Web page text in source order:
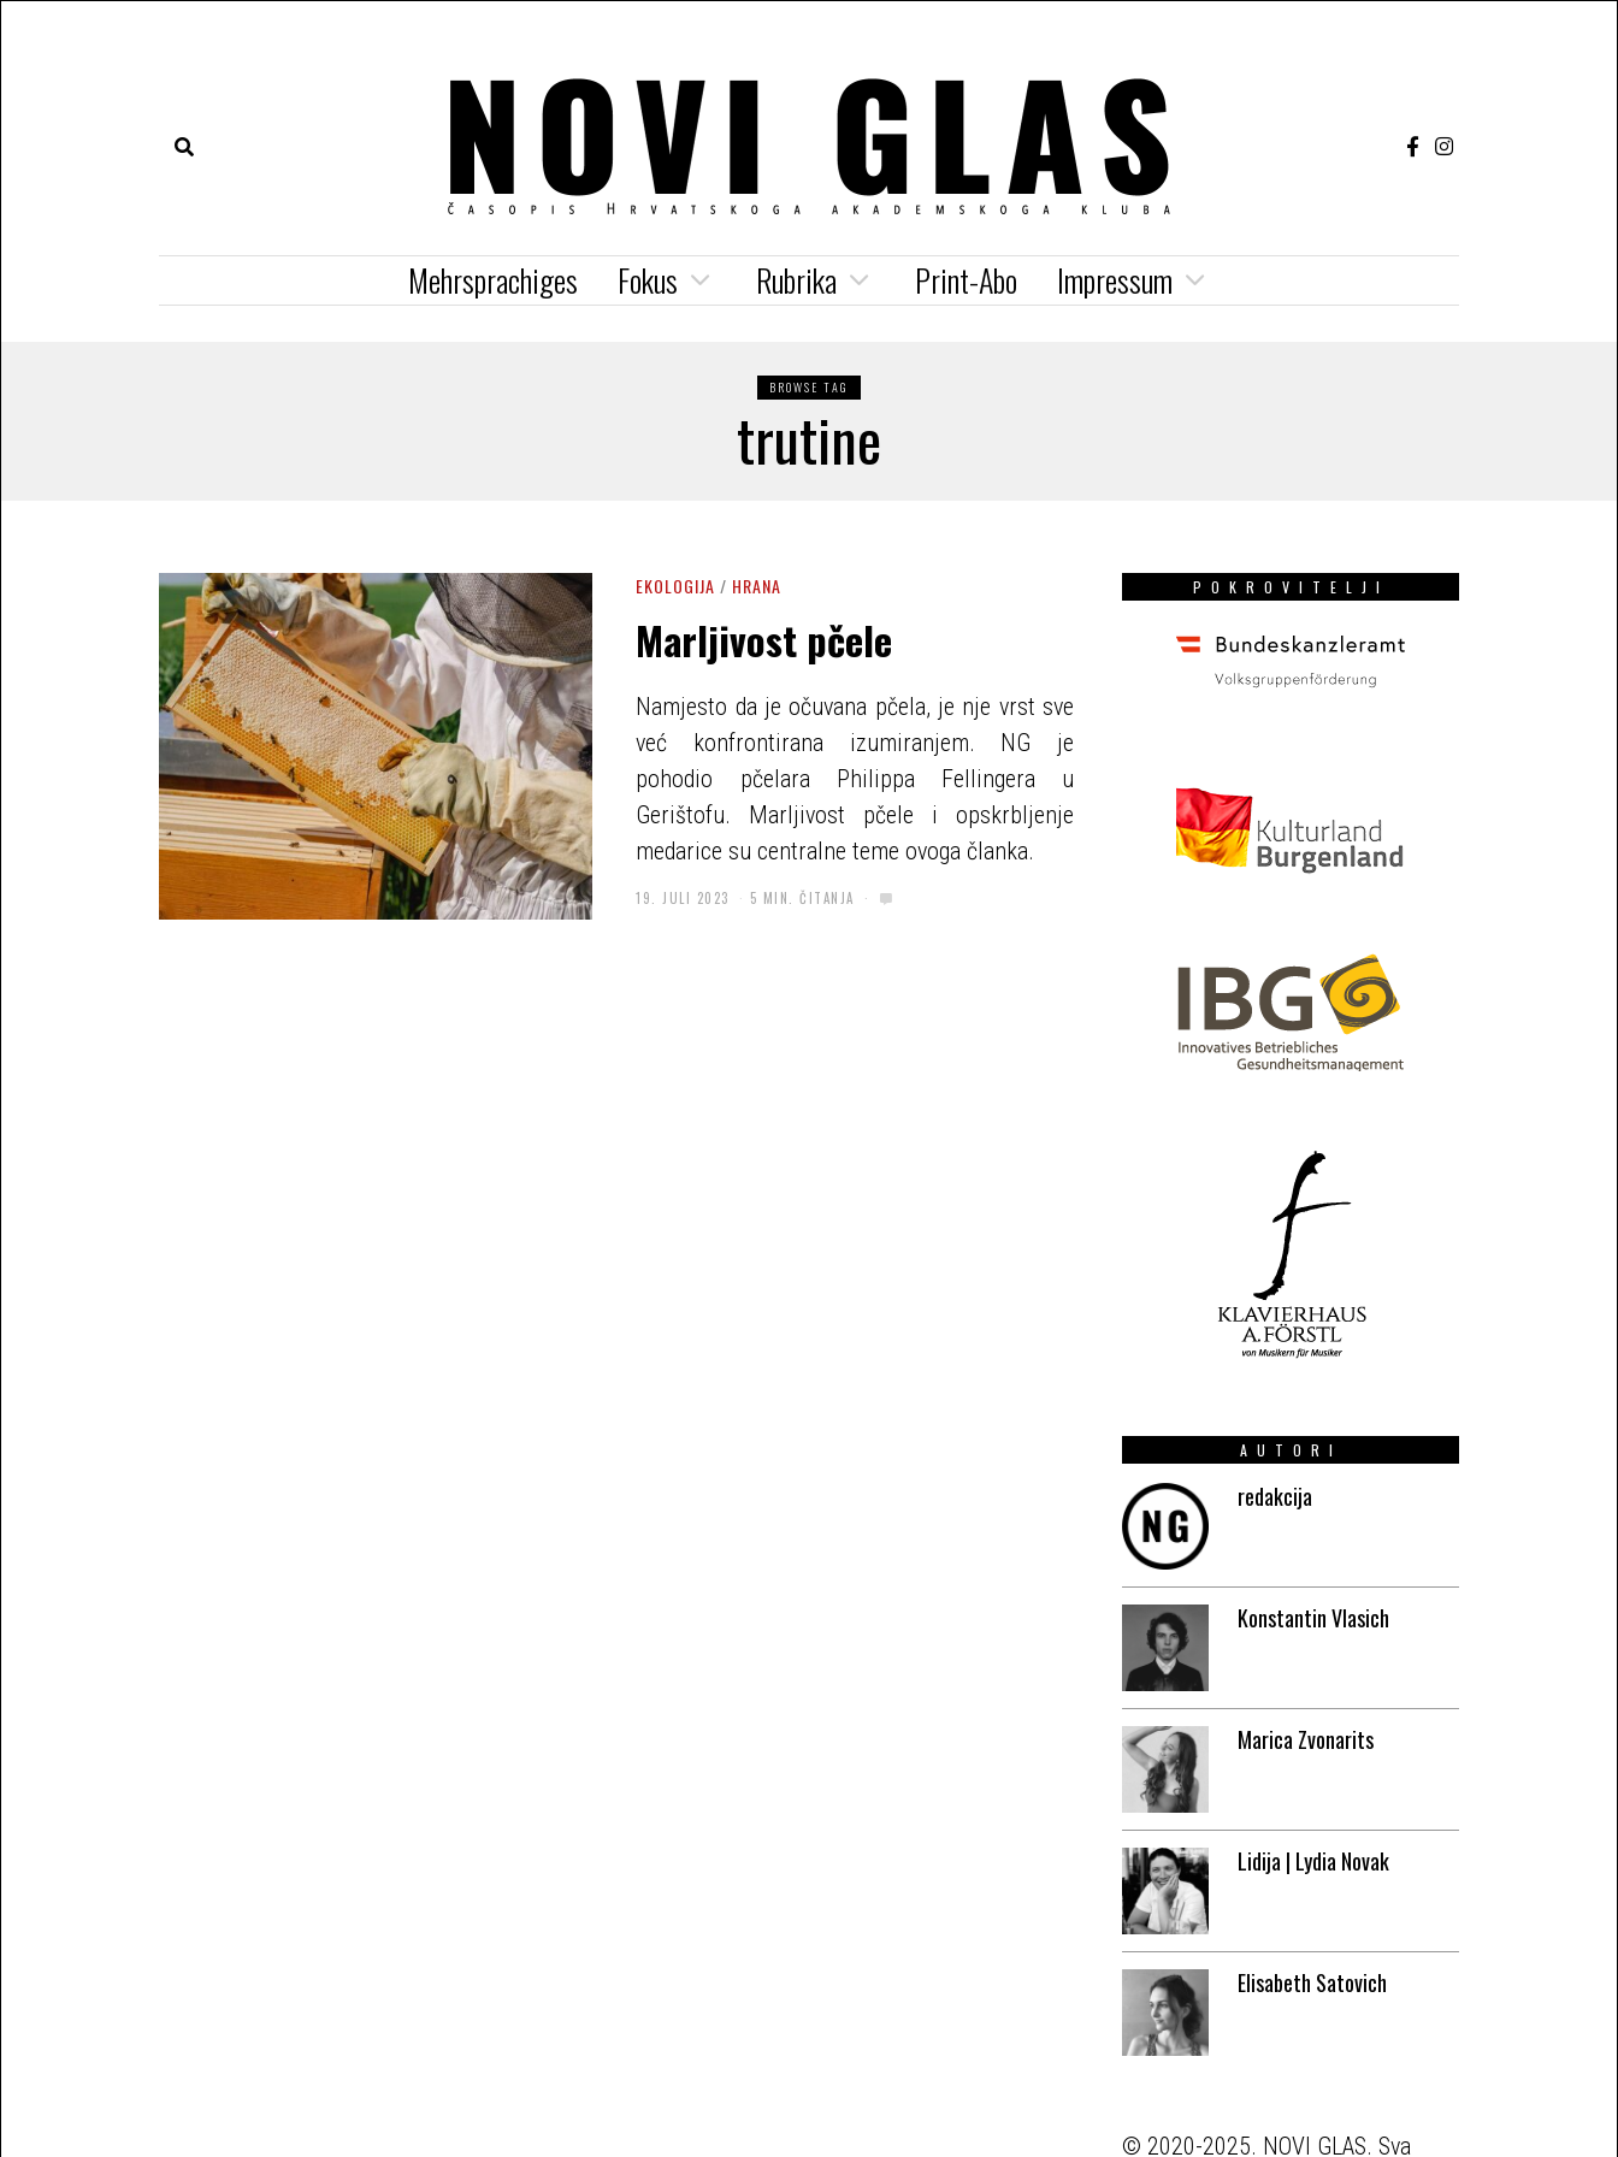
Mehrsprachiges Fokus Rubrika Print-Abo Impressum
BROWSE TAG
trutine
EKOLOGIJA / HRANA
Marljivost pčele
Namjesto da je očuvana pčela, je nje vrst sve
već konfrontirana izumiranjem. NG je
pohodio pčelara Philippa Fellingera u
Gerištofu. Marljivost pčele i opskrbljenje
medarice su centralne teme ovoga članka.
19. JULI 2023 5 MIN. ČITANJA
POKROVITELJI
AUTORI
redakcija
Konstantin Vlasich
Marica Zvonarits
Lidija | Lydia Novak
Elisabeth Satovich
© 2020-2025. NOVI GLAS. Sva